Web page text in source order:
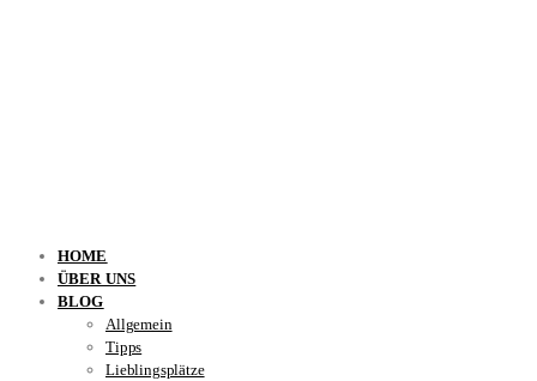
HOME
ÜBER UNS
BLOG
Allgemein
Tipps
Lieblingsplätze